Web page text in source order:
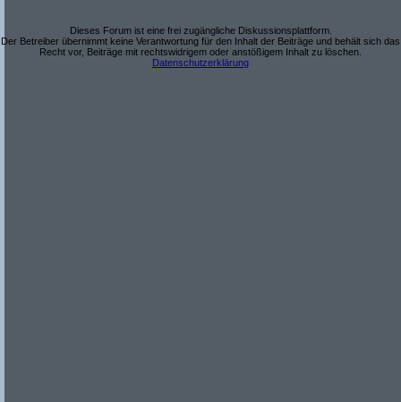
Dieses Forum ist eine frei zugängliche Diskussionsplattform.
Der Betreiber übernimmt keine Verantwortung für den Inhalt der Beiträge und behält sich das
Recht vor, Beiträge mit rechtswidrigem oder anstößigem Inhalt zu löschen.
Datenschutzerklärung